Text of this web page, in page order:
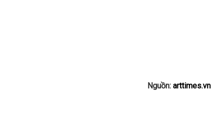
Nguồn: arttimes.vn